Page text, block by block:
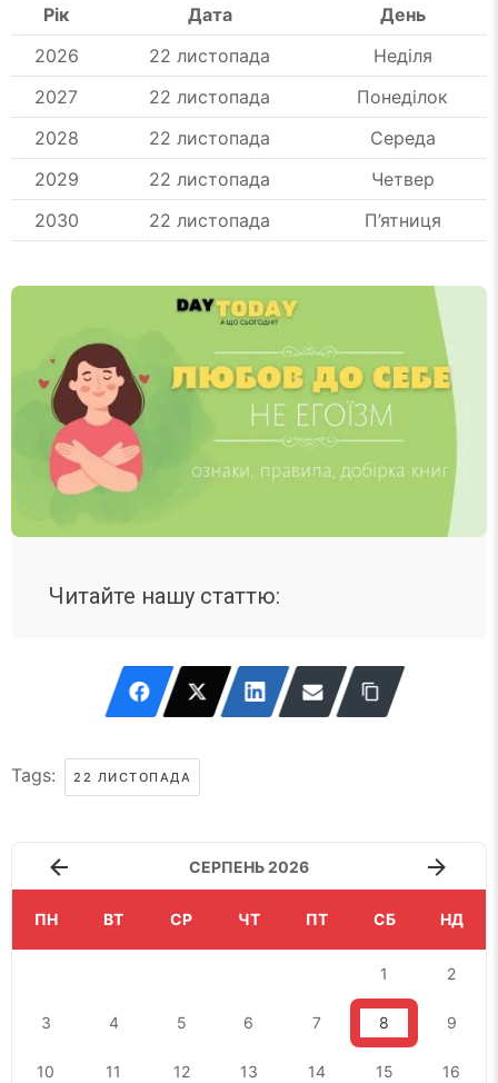
Рік Дата
День
2026
22 листопада
Неділя
2027
22 листопада
Понеділок
2028
22 листопада
Середа
2029
22 листопада
Четвер
2030
22 листопада П’ятниця
Читайте нашу статтю:
Tags: 22 ЛИСТОПАДА
СЕРПЕНЬ 2026
ПН ВТ СР ЧТ ПТ СБ НД
1 2
3 4 5 6 7 8 9
10 11 12 13 14 15 16